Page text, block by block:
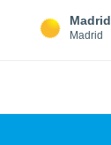
Madrid
Madrid